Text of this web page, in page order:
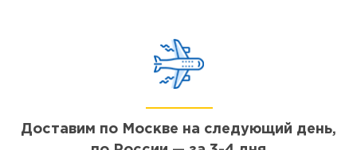
Доставим по Москве на следующий день,